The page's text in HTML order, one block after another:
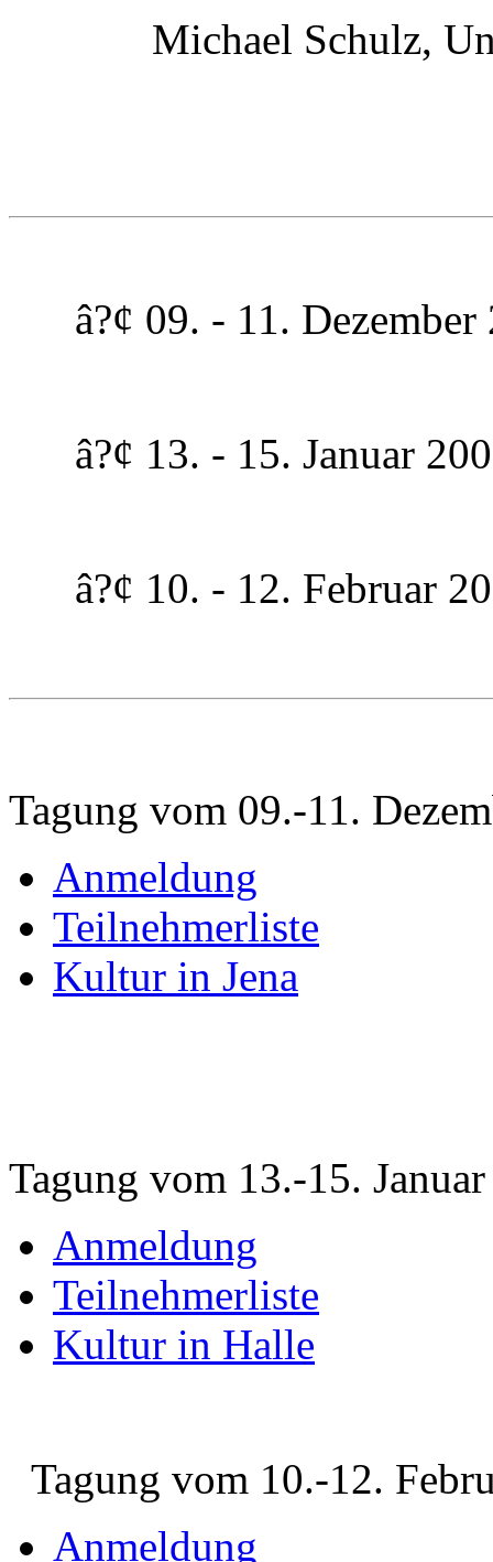
Michael Schulz,
â?¢ 09. - 11. Dezember
â?¢ 13. - 15. Januar
â?¢ 10. - 12. Februar
Tagung vom 09.-11.
Anmeldung
Teilnehmerliste
Kultur in Jena
Tagung vom 13.-15.
Anmeldung
Teilnehmerliste
Kultur in Halle
Tagung vom 10.-12.
Anmeldung